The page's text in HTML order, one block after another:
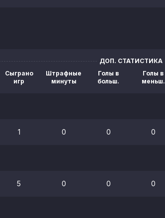
ДОП. СТАТИСТИКА
Сыграно
игр
Штрафные
минуты
Голы в
больш.
Голы в
меньш.
1 0 0 0
5 0 0 0